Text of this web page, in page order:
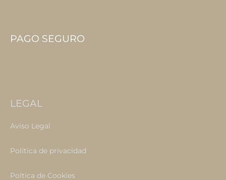
PAGO SEGURO
LEGAL
Aviso Legal
Política de privacidad
Poltica de Cookies